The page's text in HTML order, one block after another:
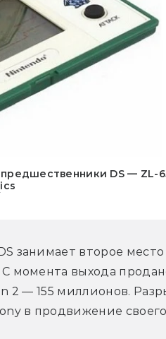
DS — ZL-
занимает второе место
момента выхода
2 — 155 миллионов.
в продвижение